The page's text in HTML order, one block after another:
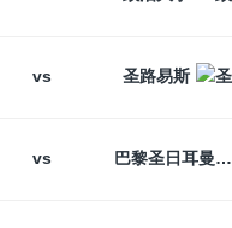
vs 圣路易斯
vs 巴黎圣日耳曼